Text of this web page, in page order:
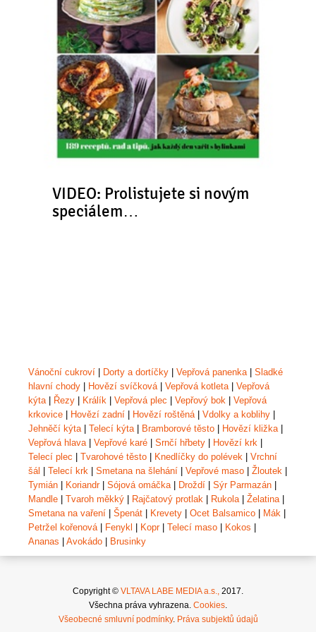
VIDEO: Prolistujete si novým
speciálem…
Vánoční cukroví Dorty a dortíčky Vepřová panenka| Sladké
hlavní chody
Hovězí svíčková| Vepřová kotleta| Vepřová
kýta| Řezy Králík Vepřová plec Vepřový bok
Vepřová
krkovice
Hovězí zadní Hovězí roštěná| Vdolky a koblihy
Jehněčí kýta| Telecí kýta| Bramborové těsto Hovězí kližka|
Vepřová hlava| Vepřové karé Srnčí hřbety Hovězí krk
Telecí plec
Tvarohové těsto Knedlíčky do polévek
Vrchní
šál
Telecí krk Smetana na šlehání Vepřové maso Žloutek
Tymián
Koriandr| Sójová omáčka| Droždí Sýr Parmazán
Mandle
Tvaroh měkký Rajčatový protlak Rukola| Želatina|
Smetana na vaření
Špenát Krevety Ocet Balsamico Mák
Petržel kořenová| Fenykl Kopr| Telecí maso Kokos
Ananas
Avokádo Brusinky
Copyright © VLTAVA LABE MEDIA a.s., 2017.
Všechna práva vyhrazena. Cookies.
Všeobecné smluvní podmínky. Práva subjektů údajů